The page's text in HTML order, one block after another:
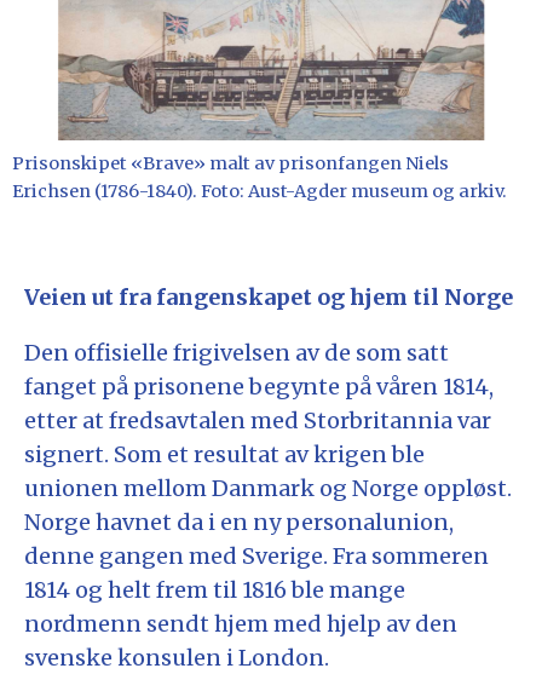
Prisonskipet «Brave» malt av prisonfangen Niels
Erichsen (1786-1840). Foto: Aust-Agder museum og arkiv.
Veien ut fra fangenskapet og hjem til Norge
Den offisielle frigivelsen av de som satt
fanget på prisonene begynte på våren 1814,
etter at fredsavtalen med Storbritannia var
signert. Som et resultat av krigen ble
unionen mellom Danmark og Norge oppløst.
Norge havnet da i en ny personalunion,
denne gangen med Sverige. Fra sommeren
1814 og helt frem til 1816 ble mange
nordmenn sendt hjem med hjelp av den
svenske konsulen i London.